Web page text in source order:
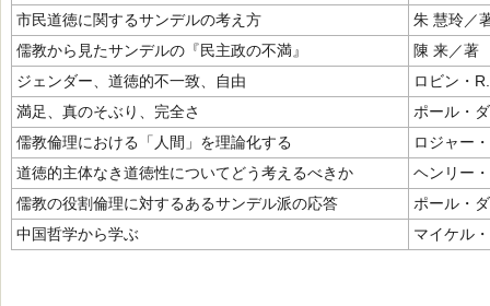
市民道徳に関するサンデルの考え方
朱 慧玲／
儒教から見たサンデルの『民主政の不満』
陳 来／著
ジェンダー、道徳的不一致、自由
ロビン・
満足、真のそぶり、完全さ
ポール・
儒教倫理における「人間」を理論化する
ロジャー
道徳的主体なき道徳性についてどう考えるべきか
ヘンリー
儒教の役割倫理に対するあるサンデル派の応答
ポール・
中国哲学から学ぶ
マイケル